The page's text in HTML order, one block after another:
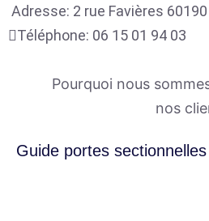
Adresse: 2 rue Favières 60190
Téléphone: 06 15 01 94 03
Pourquoi nous
nos
Guide portes sectionnelles